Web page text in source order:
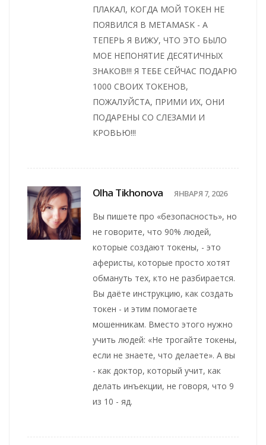
ПЛАКАЛ, КОГДА МОЙ ТОКЕН НЕ
ПОЯВИЛСЯ В METAMASK - А
ТЕПЕРЬ Я ВИЖУ, ЧТО ЭТО БЫЛО
МОЕ НЕПОНЯТИЕ ДЕСЯТИЧНЫХ
ЗНАКОВ!!! Я ТЕБЕ СЕЙЧАС ПОДАРЮ
1000 СВОИХ ТОКЕНОВ,
ПОЖАЛУЙСТА, ПРИМИ ИХ, ОНИ
ПОДАРЕНЫ СО СЛЕЗАМИ И
КРОВЬЮ!!!
Olha Tikhonova ЯНВАРЯ 7, 2026
Вы пишете про «безопасность», но
не говорите, что 90% людей,
которые создают токены, - это
аферисты, которые просто хотят
обмануть тех, кто не разбирается.
Вы даёте инструкцию, как создать
токен - и этим помогаете
мошенникам. Вместо этого нужно
учить людей: «Не трогайте токены,
если не знаете, что делаете». А вы
- как доктор, который учит, как
делать инъекции, не говоря, что 9
из 10 - яд.